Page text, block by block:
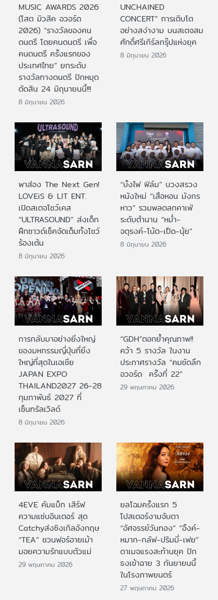
MUSIC AWARDS 2026
(โสต มิวสิค อวอร์ด
2026) “รางวัลของคน
ดนตรี โดยคนดนตรี เพื่อ
คนดนตรี ครั้งแรกของ
ประเทศไทย” ยกระดับ
รางวัลทางดนตรี ปักหมุด
ตัดสิน 24 มิถุนายนนี้!!!
8 มิถุนายน 2026
UNCHAINED
CONCERT” การเติบโต
อย่างสง่างาม บนสเตจสม
ศักดิ์ศรีเกิร์ลกรุ๊ปแห่งยุค
8 มิถุนายน 2026
พาส่อง The Next Gen!
LOVEiS & LIT ENT.
เปิดสเตจโชว์เคส
“ULTRASOUND” ส่งเด็ก
ฝึกซาวด์เช็คจัดเต็มทั้งโชว์
ร้องเต้น
8 มิถุนายน 2026
“บั้งไฟ ฟิล์ม” บวงสรวง
หนังใหม่ “เสือหอน มังกร
หาว” รวมพลตลกคาเฟ่
ระดับตำนาน “หม่ำ-
จตุรงค์-โน้ต-เป็ด-นุ้ย”
8 มิถุนายน 2026
การกลับมาอย่างยิ่งใหญ่
ของมหกรรมญี่ปุ่นที่ยิ่ง
ใหญ่ที่สุดในเอเชีย
JAPAN EXPO
THAILAND2027 26-28
กุมภาพันธ์ 2027 ที่
เซ็นทรัลเวิลด์
8 มิถุนายน 2026
“GDH”ตอกย้ำคุณภาพ!!
คว้า 5 รางวัล ในงาน
ประกาศรางวัล “คมชัดลึก
อวอร์ด ครั้งที่ 22”
29 พฤษภาคม 2026
4EVE คัมแบ็ก เสิร์ฟ
ความแซ่บอินเตอร์ สุด
Catchyส่งซิงเกิลอังกฤษ
“TEA” ชวนฟอร์อายเม้า
มอยความรักแบบตัวแม่
29 พฤษภาคม 2026
ยลโฉมครั้งแรก 5
โปสเตอร์งามจับตา
“อัศจรรย์วันทอง” “อิ้งค์-
หมาก-กลัฟ-ปริมมี่-เฟย”
ดาเมจแรงสะท้านยุค ปัก
ธงเข้าฉาย 3 กันยายนนี้
ในโรงภาพยนตร์
27 พฤษภาคม 2026